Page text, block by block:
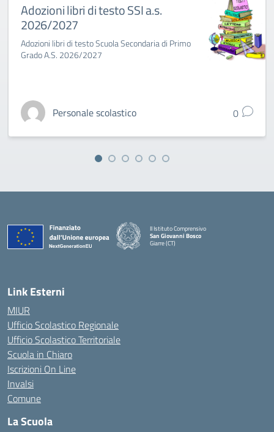
Adozioni libri di testo SSI a.s.
2026/2027
Adozioni libri di testo Scuola Secondaria di Primo
Grado A.S. 2026/2027
Personale scolastico 0
II Istituto Comprensivo
San Giovanni Bosco
Giarre (CT)
Link Esterni
MIUR
Ufficio Scolastico Regionale
Ufficio Scolastico Territoriale
Scuola in Chiaro
Iscrizioni On Line
Invalsi
Comune
La Scuola